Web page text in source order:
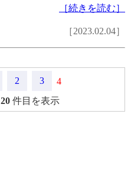
［続きを読む］
［2023.02.04］
2 3
4
20件目を表示